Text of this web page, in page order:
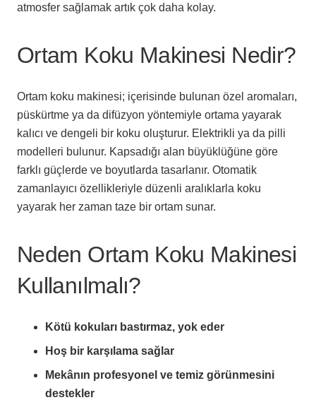
atmosfer sağlamak artık çok daha kolay.
Ortam Koku Makinesi Nedir?
Ortam koku makinesi; içerisinde bulunan özel aromaları,
püskürtme ya da difüzyon yöntemiyle ortama yayarak
kalıcı ve dengeli bir koku oluşturur. Elektrikli ya da pilli
modelleri bulunur. Kapsadığı alan büyüklüğüne göre
farklı güçlerde ve boyutlarda tasarlanır. Otomatik
zamanlayıcı özellikleriyle düzenli aralıklarla koku
yayarak her zaman taze bir ortam sunar.
Neden Ortam Koku Makinesi
Kullanılmalı?
Kötü kokuları bastırmaz, yok eder
Hoş bir karşılama sağlar
Mekânın profesyonel ve temiz görünmesini
destekler